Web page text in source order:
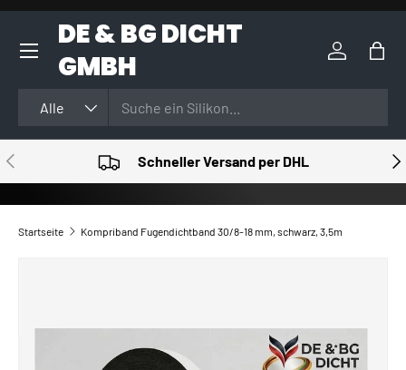
DIREKT ZUM INHALT
DE & BG DICHT
GMBH
Alle
Einloggen
VORHERIGE Schneller Versand per DHL
Startseite Kompriband Fugendichtband 30/8-18 mm, schwarz, 3,5m